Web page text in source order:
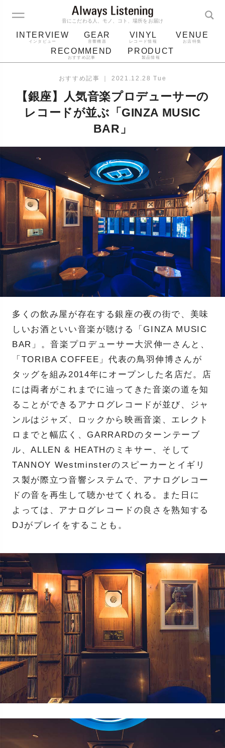
音にこだわる人、モノ、コト、場所をお届け
INTERVIEW
インタビュー
GEAR
音響機器
VINYL
レコード情報
VENUE
お店特集
RECOMMEND
おすすめ記事
PRODUCT
製品情報
ジャケット bluetooth
レコード針
おすすめ記事 ｜ 2021.12.28 Tue
【銀座】人気音楽プロデューサーの
レコードが並ぶ「GINZA MUSIC
BAR」
多くの飲み屋が存在する銀座の夜の街で、美味
しいお酒といい音楽が聴ける「GINZA MUSIC
BAR」。音楽プロデューサー大沢伸一さんと、
「TORIBA COFFEE」代表の鳥羽伸博さんが
タッグを組み2014年にオープンした名店だ。店
には両者がこれまでに辿ってきた音楽の道を知
ることができるアナログレコードが並び、ジャ
ンルはジャズ、ロックから映画音楽、エレクト
ロまでと幅広く、GARRARDのターンテーブ
ル、ALLEN & HEATHのミキサー、そして
TANNOY Westminsterのスピーカーとイギリ
ス製が際立つ音響システムで、アナログレコー
ドの音を再生して聴かせてくれる。また日に
よっては、アナログレコードの良さを熟知する
DJがプレイをすることも。